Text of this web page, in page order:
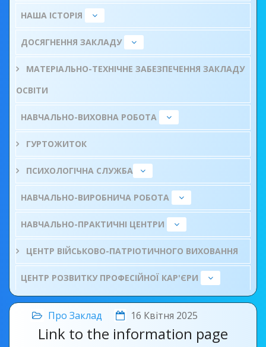
НАША ІСТОРІЯ
ДОСЯГНЕННЯ ЗАКЛАДУ
МАТЕРІАЛЬНО-ТЕХНІЧНЕ ЗАБЕЗПЕЧЕННЯ ЗАКЛАДУ
ОСВІТИ
НАВЧАЛЬНО-ВИХОВНА РОБОТА
ГУРТОЖИТОК
ПСИХОЛОГІЧНА СЛУЖБА
НАВЧАЛЬНО-ВИРОБНИЧА РОБОТА
НАВЧАЛЬНО-ПРАКТИЧНІ ЦЕНТРИ
ЦЕНТР ВІЙСЬКОВО-ПАТРІОТИЧНОГО ВИХОВАННЯ
ЦЕНТР РОЗВИТКУ ПРОФЕСІЙНОЇ КАР'ЄРИ
Про Заклад 16 Квітня 2025
Link to the information page